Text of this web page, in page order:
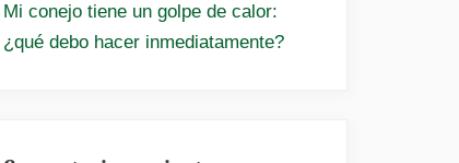
Mi conejo tiene un golpe de calor:
¿qué debo hacer inmediatamente?